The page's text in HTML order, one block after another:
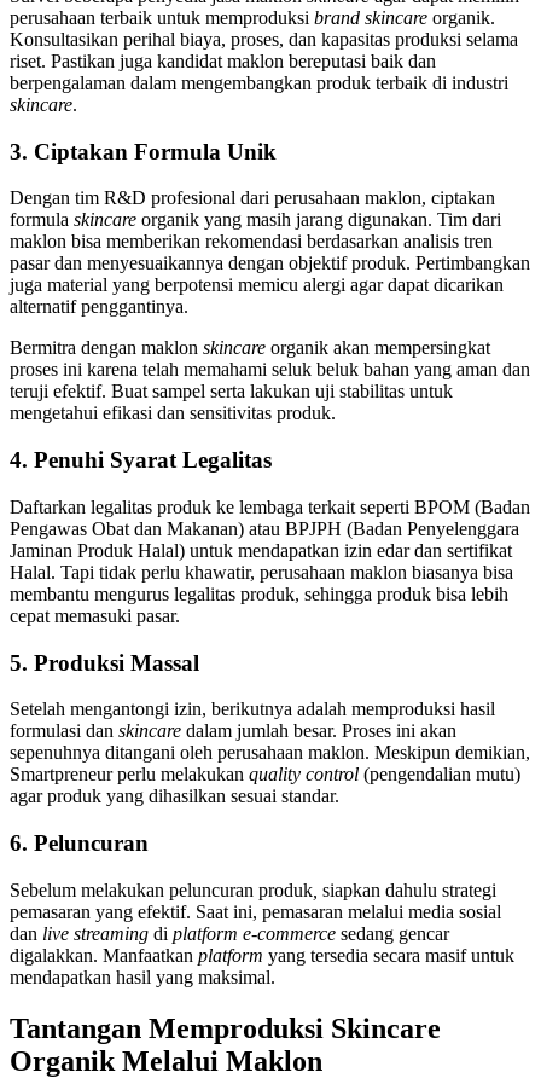
perusahaan terbaik untuk memproduksi brand skincare organik.
Konsultasikan perihal biaya, proses, dan kapasitas produksi selama
riset. Pastikan juga kandidat maklon bereputasi baik dan
berpengalaman dalam mengembangkan produk terbaik di industri
skincare.
3. Ciptakan Formula Unik
Dengan tim R&D profesional dari perusahaan maklon, ciptakan
formula skincare organik yang masih jarang digunakan. Tim dari
maklon bisa memberikan rekomendasi berdasarkan analisis tren
pasar dan menyesuaikannya dengan objektif produk. Pertimbangkan
juga material yang berpotensi memicu alergi agar dapat dicarikan
alternatif penggantinya.
Bermitra dengan maklon skincare organik akan mempersingkat
proses ini karena telah memahami seluk beluk bahan yang aman dan
teruji efektif. Buat sampel serta lakukan uji stabilitas untuk
mengetahui efikasi dan sensitivitas produk.
4. Penuhi Syarat Legalitas
Daftarkan legalitas produk ke lembaga terkait seperti BPOM (Badan
Pengawas Obat dan Makanan) atau BPJPH (Badan Penyelenggara
Jaminan Produk Halal) untuk mendapatkan izin edar dan sertifikat
Halal. Tapi tidak perlu khawatir, perusahaan maklon biasanya bisa
membantu mengurus legalitas produk, sehingga produk bisa lebih
cepat memasuki pasar.
5. Produksi Massal
Setelah mengantongi izin, berikutnya adalah memproduksi hasil
formulasi dan skincare dalam jumlah besar. Proses ini akan
sepenuhnya ditangani oleh perusahaan maklon. Meskipun demikian,
Smartpreneur perlu melakukan quality control (pengendalian mutu)
agar produk yang dihasilkan sesuai standar.
6. Peluncuran
Sebelum melakukan peluncuran produk siapkan dahulu strategi
pemasaran yang efektif. Saat ini, pemasaran melalui media sosial
dan live streaming di platform e-commerce sedang gencar
digalakkan. Manfaatkan platform yang tersedia secara masif untuk
mendapatkan hasil yang maksimal.
Tantangan Memproduksi Skincare
Organik Melalui Maklon